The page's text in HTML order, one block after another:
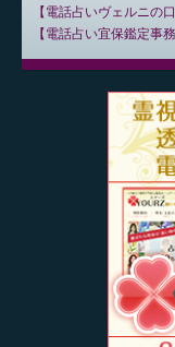
電話占いヴェルニの
電話占い宜保鑑定事